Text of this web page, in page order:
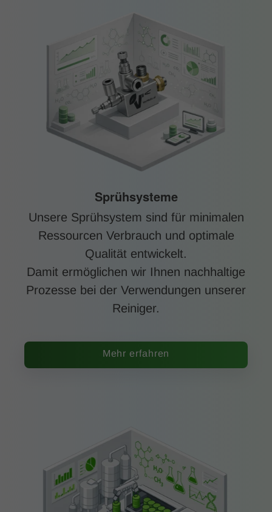
Sprühsysteme
Unsere Sprühsystem sind für minimalen
Ressourcen Verbrauch und optimale
Qualität entwickelt.
Damit ermöglichen wir Ihnen nachhaltige
Prozesse bei der Verwendungen unserer
Reiniger.
Mehr erfahren